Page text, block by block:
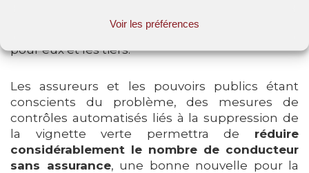
Voir les préférences
souscrire au plus vite un contrat à minima au
tiers afin d’éviter de lourdes conséquences
pour eux et les tiers.
Les assureurs et les pouvoirs publics étant
conscients du problème, des mesures de
contrôles automatisés liés à la suppression de
la vignette verte permettra de réduire
considérablement le nombre de conducteur
sans assurance, une bonne nouvelle pour la